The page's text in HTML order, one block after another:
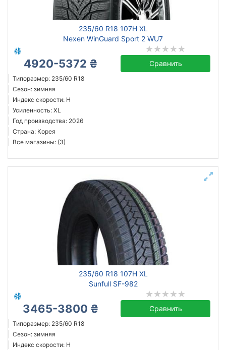
235/60 R18 107H XL
Nexen WinGuard Sport 2 WU7
4920-5372 ₴ Сравнить
Типоразмер: 235/60 R18
Сезон: зимняя
Индекс скорости: H
Усиленность: XL
Год производства: 2026
Страна: Корея
Все магазины: (3)
235/60 R18 107H XL
Sunfull SF-982
3465-3800 ₴ Сравнить
Типоразмер: 235/60 R18
Сезон: зимняя
Индекс скорости: H